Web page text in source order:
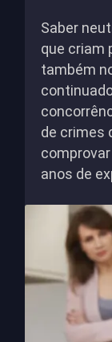
Saber
que criam
também
de crimes
anos de